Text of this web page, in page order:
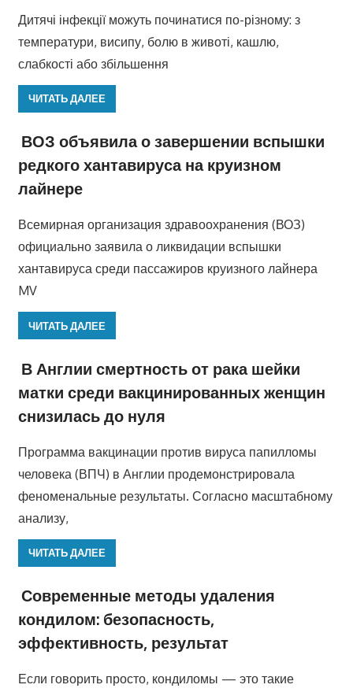
Дитячі інфекції можуть починатися по-різному: з
температури, висипу, болю в животі, кашлю,
слабкості або збільшення
ЧИТАТЬ ДАЛЕЕ
ВОЗ объявила о завершении вспышки
редкого хантавируса на круизном
лайнере
Всемирная организация здравоохранения (ВОЗ)
официально заявила о ликвидации вспышки
хантавируса среди пассажиров круизного лайнера
MV
ЧИТАТЬ ДАЛЕЕ
В Англии смертность от рака шейки
матки среди вакцинированных женщин
снизилась до нуля
Программа вакцинации против вируса папилломы
человека (ВПЧ) в Англии продемонстрировала
феноменальные результаты. Согласно масштабному
анализу,
ЧИТАТЬ ДАЛЕЕ
Современные методы удаления
кондилом: безопасность,
эффективность, результат
Если говорить просто, кондиломы — это такие